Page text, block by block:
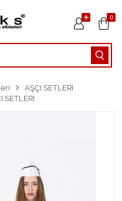
0
AŞÇI SETLERİ
SETLERİ